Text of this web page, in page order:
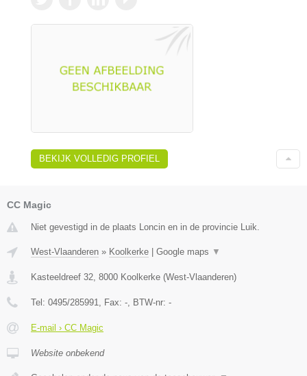
BEKIJK VOLLEDIG PROFIEL
CC Magic
Niet gevestigd in de plaats Loncin en in de provincie Luik.
West-Vlaanderen » Koolkerke | Google maps ▼
Kasteeldreef 32 8000 Koolkerke (West-Vlaanderen)
Tel: 0495/285991 , Fax: - , BTW-nr: -
E-mail › CC Magic
Website onbekend